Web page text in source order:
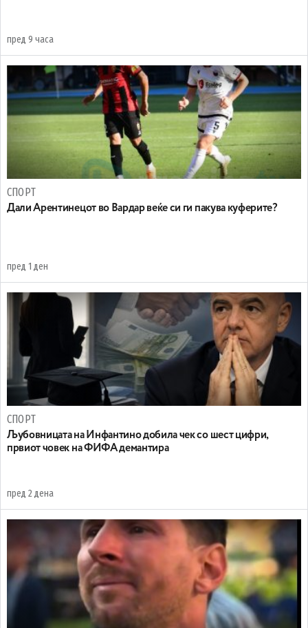
пред 9 часа
СПОРТ
Дали Арентинецот во Вардар веќе си ги пакува куферите?
пред 1 ден
СПОРТ
Љубовницата на Инфантино добила чек со шест цифри,
првиот човек на ФИФА демантира
пред 2 дена